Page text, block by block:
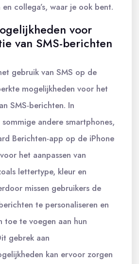
collega’s, waar je ook bent.
voor
van SMS-berichten
gebruik van SMS op de
mogelijkheden voor het
SMS-berichten. In
andere smartphones,
Berichten-app op de iPhone
het aanpassen van
lettertype, kleur en
missen gebruikers de
te personaliseren en
toe te voegen aan hun
gebrek aan
kan ervoor zorgen